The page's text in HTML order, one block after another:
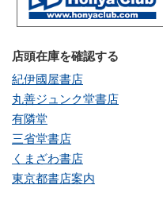
店頭在庫を確認する
紀伊國屋書店
丸善ジュンク堂書店
有隣堂
三省堂書店
くまざわ書店
東京都書店案内